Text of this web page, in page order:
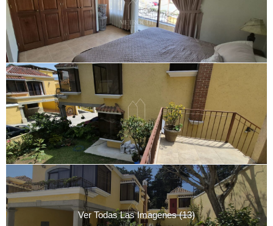
Ver Todas Las Imagenes (13)